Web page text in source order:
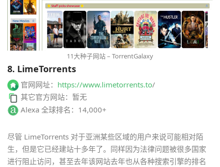
11大种子网站 – TorrentGalaxy
8. LimeTorrents
官网网址： https://www.limetorrents.to/
其它官方网站：暂无
Alexa 全球排名：14,000+
尽管 LimeTorrents 对于亚洲某些区域的用户来说可能相对陌
生，但是它已经建站十多年了。同样因为法律问题被很多国家
进行阻止访问，甚至去年该网站去年也从各种搜索引擎的排名